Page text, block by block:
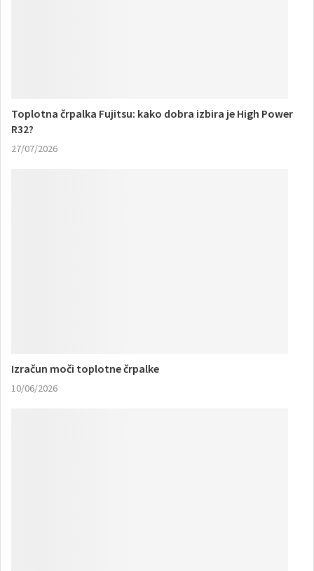
Toplotna črpalka Fujitsu: kako dobra izbira je High Power
R32?
27/07/2026
Izračun moči toplotne črpalke
10/06/2026